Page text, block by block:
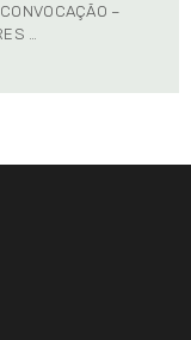
–
…